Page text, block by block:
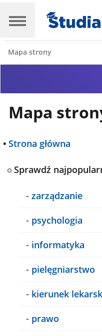
Mapa strony
Mapa
• Strona główna
Sprawdź
- zarządzanie
- psychologia
- informatyka
- pielęgniarstwo
- kierunek
- prawo